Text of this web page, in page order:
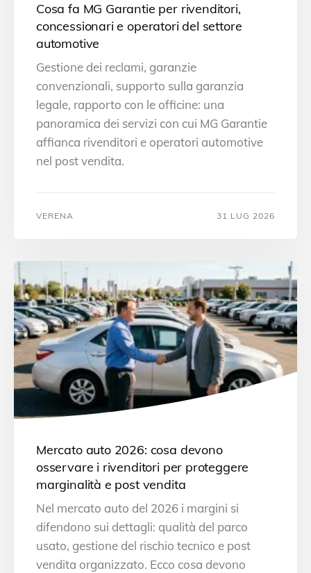
Cosa fa MG Garantie per rivenditori,
concessionari e operatori del settore
automotive
Gestione dei reclami, garanzie
convenzionali, supporto sulla garanzia
legale, rapporto con le officine: una
panoramica dei servizi con cui MG Garantie
affianca rivenditori e operatori automotive
nel post vendita.
VERENA 31 LUG 2026
Mercato auto 2026: cosa devono
osservare i rivenditori per proteggere
marginalità e post vendita
Nel mercato auto del 2026 i margini si
difendono sui dettagli: qualità del parco
usato, gestione del rischio tecnico e post
vendita organizzato. Ecco cosa devono